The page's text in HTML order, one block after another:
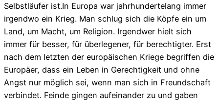
Selbstläufer ist.In Europa war jahrhundertelang immer
irgendwo ein Krieg. Man schlug sich die Köpfe ein um
Land, um Macht, um Religion. Irgendwer hielt sich
immer für besser, für überlegener, für berechtigter. Erst
nach dem letzten der europäischen Kriege begriffen die
Europäer, dass ein Leben in Gerechtigkeit und ohne
Angst nur möglich sei, wenn man sich in Freundschaft
verbindet. Feinde gingen aufeinander zu und gaben